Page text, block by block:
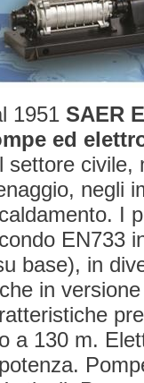
1951 SAER
ed
settore civile,
negli
I
EN733
base), in
in
a 130 m.